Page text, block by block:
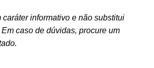
caráter informativo e não substitui
caso de dúvidas, procure um